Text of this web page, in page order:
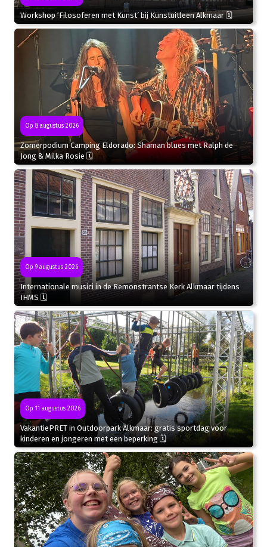
Workshop ‘Filosoferen met Kunst’ bij Kunstuitleen Alkmaar 🗓
Op 8 augustus 2026
Zomerpodium Camping Eldorado: Shaman blues met Ralph de
Jong & Milka Rosie 🗓
Op 9 augustus 2026
Internationale musici in de Remonstrantse Kerk Alkmaar tijdens
IHMS 🗓
Op 11 augustus 2026
VakantiePRET in Outdoorpark Alkmaar: gratis sportdag voor
kinderen en jongeren met een beperking 🗓